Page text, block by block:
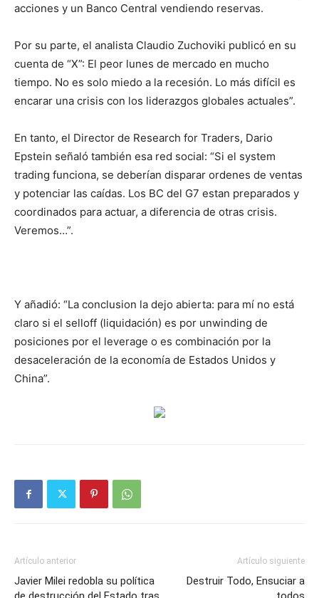
acciones y un Banco Central vendiendo reservas.
Por su parte, el analista Claudio Zuchoviki publicó en su
cuenta de “X”: El peor lunes de mercado en mucho
tiempo. No es solo miedo a la recesión. Lo más difícil es
encarar una crisis con los liderazgos globales actuales”.
En tanto, el Director de Research for Traders, Dario
Epstein señaló también esa red social: “Si el system
trading funciona, se deberían disparar ordenes de ventas
y potenciar las caídas. Los BC del G7 estan preparados y
coordinados para actuar, a diferencia de otras crisis.
Veremos…”.
Y añadió: “La conclusion la dejo abierta: para mí no está
claro si el selloff (liquidación) es por unwinding de
posiciones por el leverage o es combinación por la
desaceleración de la economía de Estados Unidos y
China”.
Artículo anterior
Javier Milei redobla su política
Artículo siguiente
Destruir Todo, Ensuciar a